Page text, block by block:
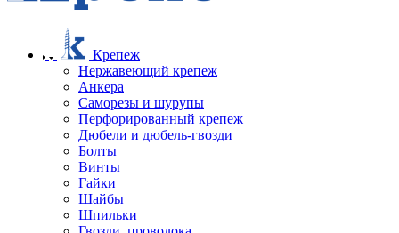
Крепеж
Нержавеющий крепеж
Анкера
Саморезы и шурупы
Перфорированный крепеж
Дюбели и дюбель-гвозди
Болты
Винты
Гайки
Шайбы
Шпильки